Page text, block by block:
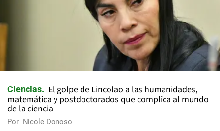
Ciencias
El golpe de Lincolao a las humanidades,
matemática y postdoctorados que complica al mundo
de la ciencia
Por Nicole Donoso